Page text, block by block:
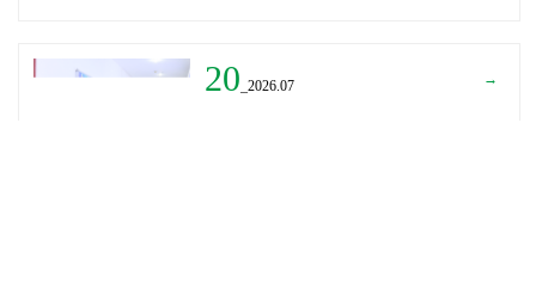
20 _2026.07 →